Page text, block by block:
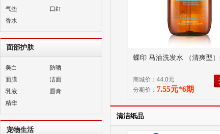
气垫
口红
香水
面部护肤
美白
防晒
面膜
洁面
乳液
唇膏
精华
宠物生活
蝶印 马油洗发水 （清爽型
商城价：44.0元
分期价： 7.55元*6期
清洁纸品